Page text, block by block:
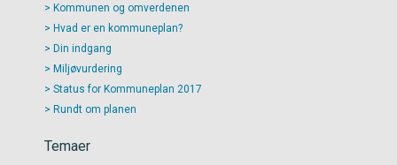
Kommunen og omverdenen
Hvad er en kommuneplan?
Din indgang
Miljøvurdering
Status for Kommuneplan 2017
Rundt om planen
Temaer